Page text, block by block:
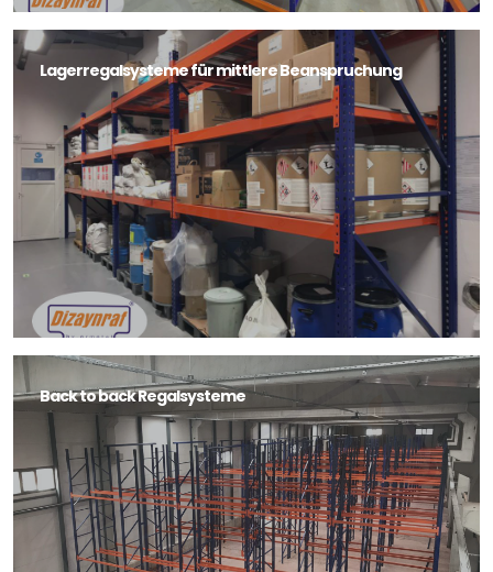
Lagerregalsysteme für mittlere Beanspruchung
Back to back Regalsysteme